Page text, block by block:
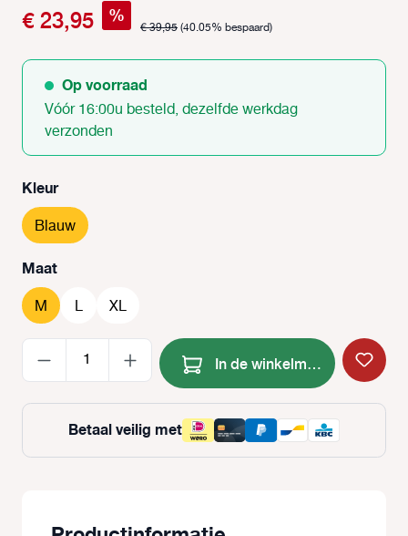
€ 23,95 % € 39,95(40.05% bespaard)
Op voorraad
Vóór 16:00u besteld, dezelfde werkdag
verzonden
Selecteer
Kleur
Blauw
Selecteer
Maat
M L XL
Producthoeveelheid: Voer
In de winkelmand
Betaal veilig met